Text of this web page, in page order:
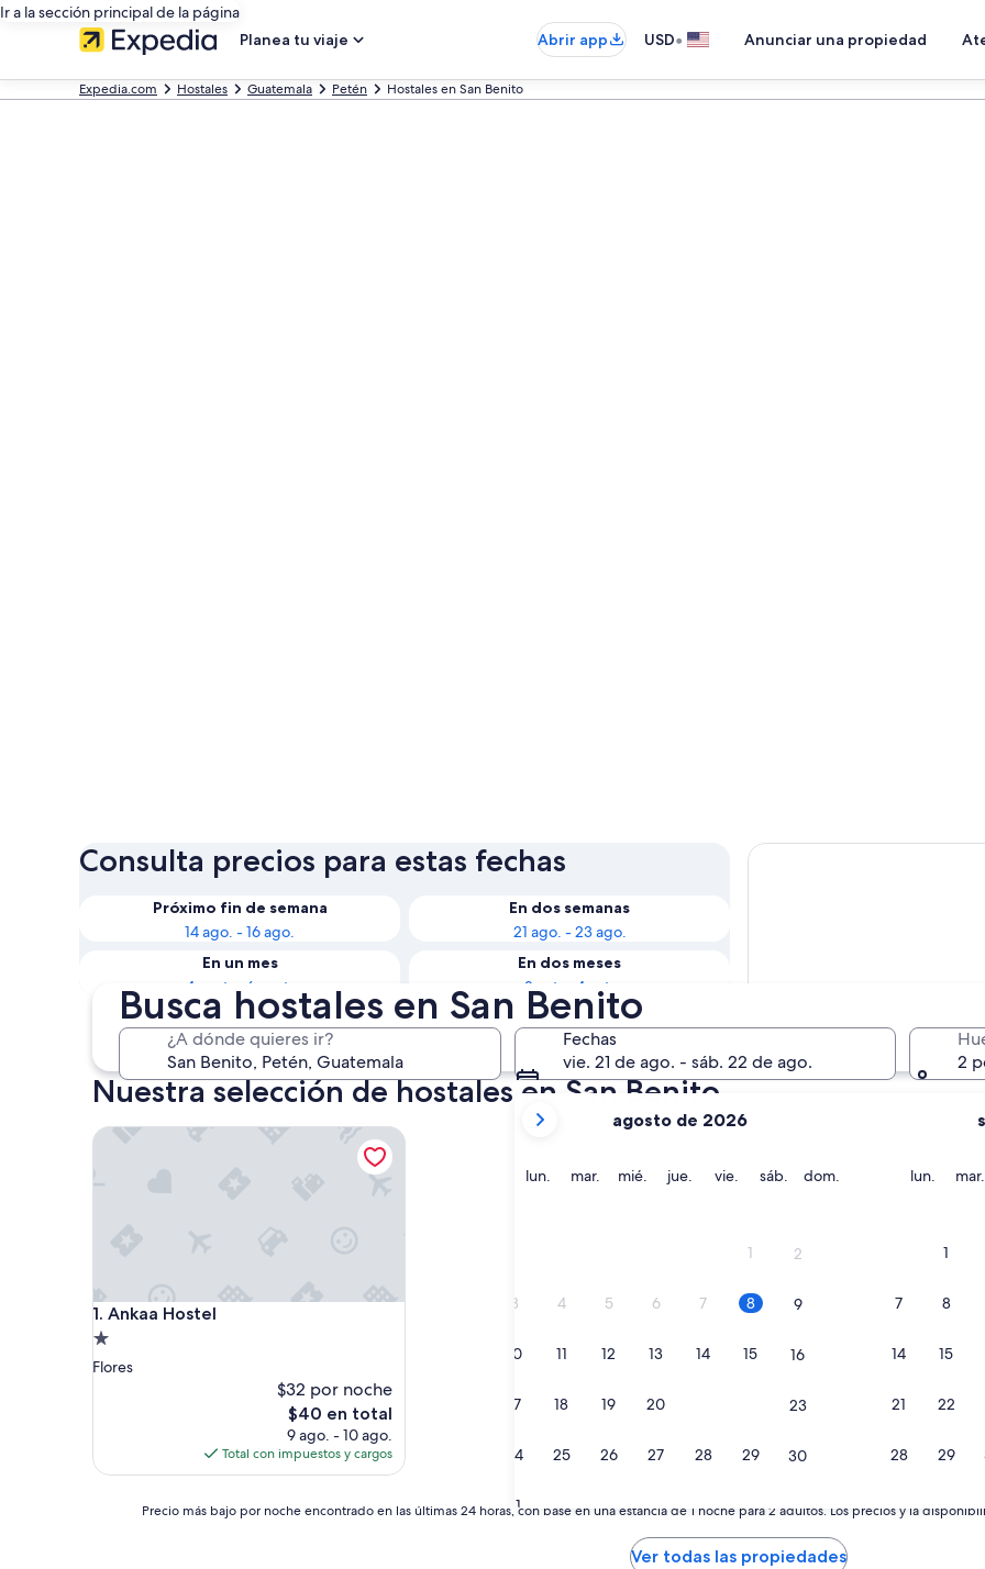
Ir a la sección principal de la página
Planea tu viaje
Abrir app USD• Anunciar una propiedad
Expedia.com Hostales Guatemala Petén Hostales en San Benito
Busca hostales en San Benito
¿A dónde quieres ir?
Fechas
vie. 21 de ago. - sáb. 22 de ago.
meses
son
agosto de 2026
lun. lunesmar. martes
mié. miércoles
jue. jueves
vie. viernes
sáb. sábado
dom.
1 2
3 4 5 6 7 8 9
10 11 12 13 14 15 16
17 18 19 20 23
24 25 26 27 28 29 30
31
lun. lunesmar.
1
7 8
14 15
21 22
28 29
2
Consulta precios para estas fechas
Próximo fin de semana
14 ago. - 16 ago.
En dos semanas
21 ago. - 23 ago.
En un mes
4 sept. - 6 sept.
En dos meses
2 oct. - 4 oct.
Nuestra selección de hostales en San Benito
1. Ankaa Hostel
Ankaa Hostel
Propiedad
de
Flores
$32 por noche
El
precio
actual
es
$40
$40 en total
9 ago. - 10 ago.
Total con impuestos y cargos
Ankaa Hostel
Precio más bajo por noche encontrado en las últimas 24 horas, con base en una estancia de 1 noche para 2 adultos. Los precios y la
Ver todas las propiedades